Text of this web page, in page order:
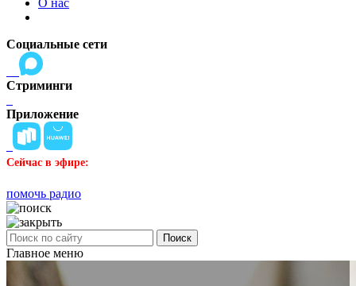
О нас
Социальные сети
Стриминги
Приложение
Сейчас в эфире:
помочь радио
Поиск
Главное меню